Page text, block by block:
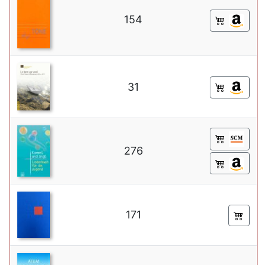
154
31
276
171